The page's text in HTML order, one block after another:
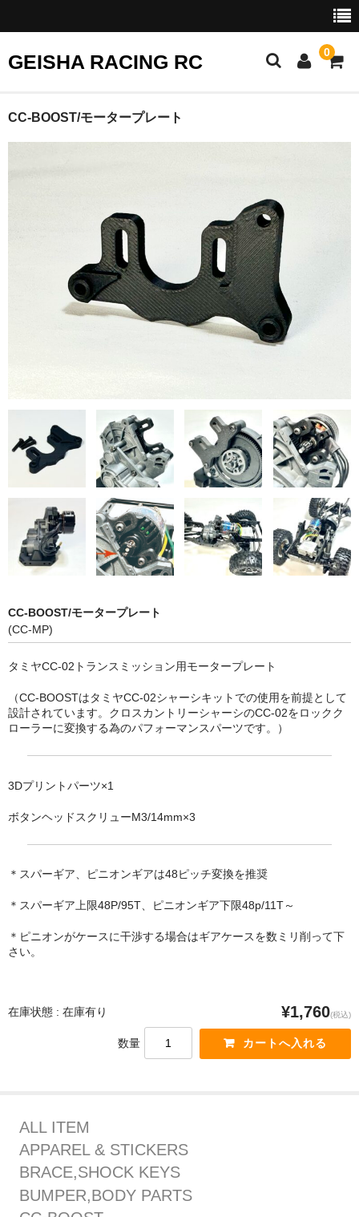
GEISHA RACING RC 0
HOME
Shopping Help
Contact Us
CC-BOOST/モータープレート
CC-BOOST/モータープレート
(CC-MP)
タミヤCC-02トランスミッション用モータープレート
（CC-BOOSTはタミヤCC-02シャーシキットでの使用を前提として
設計されています。クロスカントリーシャーシのCC-02をロックク
ローラーに変換する為のパフォーマンスパーツです。）
3Dプリントパーツ×1
ボタンヘッドスクリューM3/14mm×3
＊スパーギア、ピニオンギアは48ピッチ変換を推奨
＊スパーギア上限48P/95T、ピニオンギア下限48p/11T～
＊ピニオンがケースに干渉する場合はギアケースを数ミリ削って下
さい。
在庫状態 : 在庫有り ¥1,760(税込)
数量
ALL ITEM
APPAREL & STICKERS
BRACE,SHOCK KEYS
BUMPER,BODY PARTS